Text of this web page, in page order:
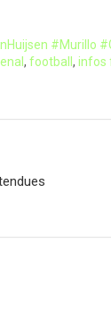
#Murillo
, football, infos